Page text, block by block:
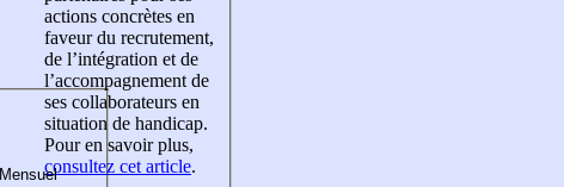
actions concrètes en
faveur du recrutement,
de l’intégration et de
l’accompagnement de
ses collaborateurs en
situation de handicap.
Pour en savoir plus,
consultez cet article.